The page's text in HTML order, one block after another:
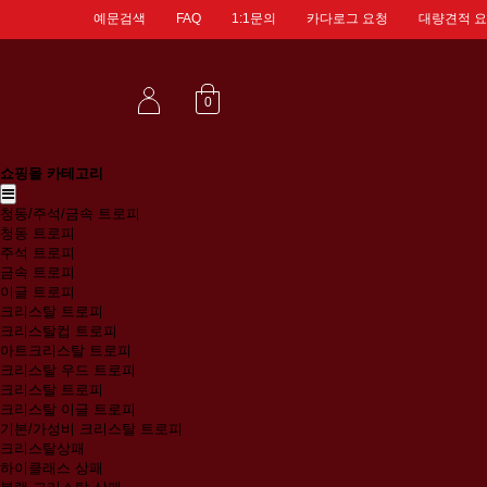
예문검색 FAQ 1:1문의 카다로그 요청 대량견적
0
쇼핑몰 카테고리
청동/주석/금속 트로피
청동 트로피
주석 트로피
금속 트로피
이글 트로피
크리스탈 트로피
크리스탈컵 트로피
아트크리스탈 트로피
크리스탈 우드 트로피
크리스탈 트로피
크리스탈 이글 트로피
기본/가성비 크리스탈 트로피
크리스탈상패
하이클래스 상패